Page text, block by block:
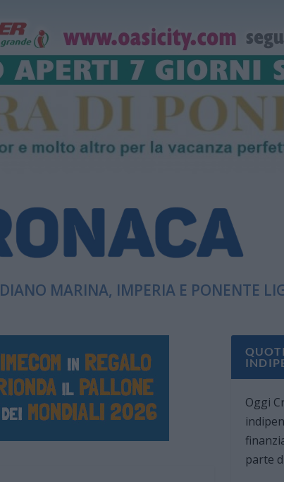
DIANO MARINA, IMPERIA E PONENTE
Oggi
parte